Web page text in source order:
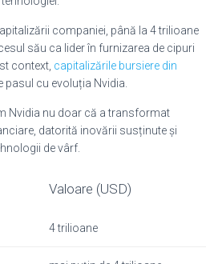
companiei, până la 4 trilioane
său ca lider în furnizarea de cipuri
context, capitalizările bursiere din
pasul cu evoluția Nvidia.
Nvidia nu doar că a transformat
datorită inovării susținute și
de vârf.
Valoare (USD)
4 trilioane